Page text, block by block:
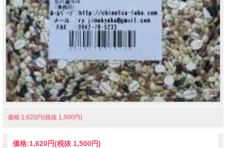
価格:1,620円(税抜 1,500円)
価格:1,620円(税抜 1,500円)